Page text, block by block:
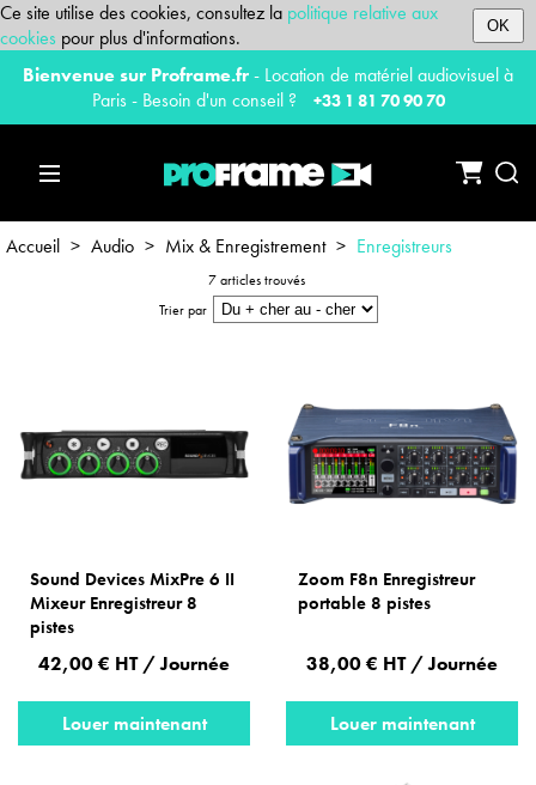
Ce site utilise des cookies, consultez la politique relative aux
cookies pour plus d'informations. OK
Bienvenue sur Proframe.fr- Location de matériel audiovisuel à
Paris - Besoin d'un conseil ?
+33 1 81 70 90 70
Accueil > Audio > Mix & Enregistrement > Enregistreurs
7 articles trouvés
Trier par
Sound Devices MixPre 6 II
Mixeur Enregistreur 8
pistes
42,00 € HT / Journée
Louer maintenant
Zoom F8n Enregistreur
portable 8 pistes
38,00 € HT / Journée
Louer maintenant